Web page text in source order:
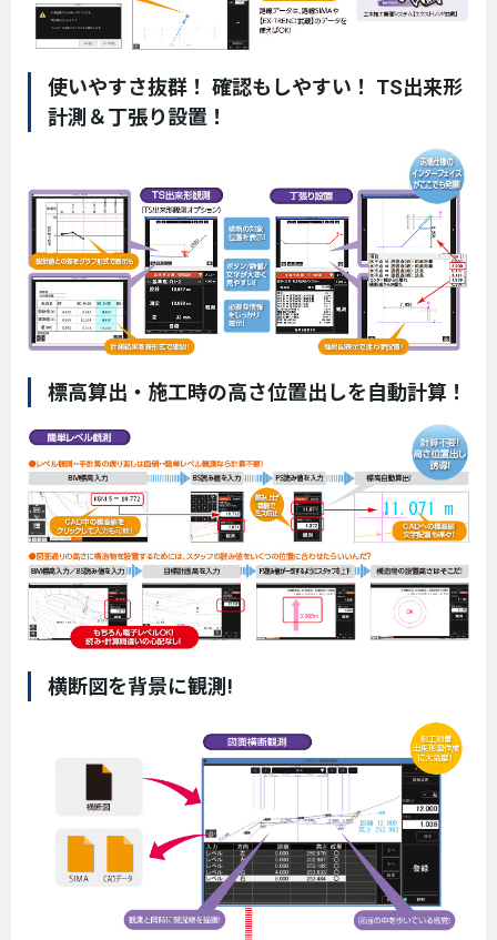
使いやすさ抜群！ 確認もしやすい！ TS出来形
計測＆丁張り設置！
標高算出・施工時の高さ位置出しを自動計算！
横断図を背景に観測!